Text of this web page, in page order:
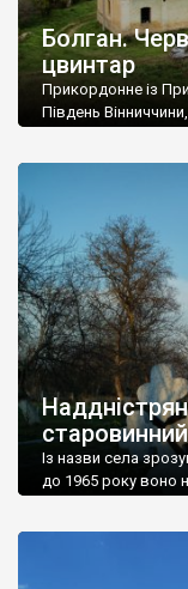
Болган.
цвинтар
Прикордонне із
Південь
старовинний
збереглися,
мовою. За всіма
український.
роках Болган […]
Із назви села
до 1965 року воно
Наддністрянське
сіл. У селі є